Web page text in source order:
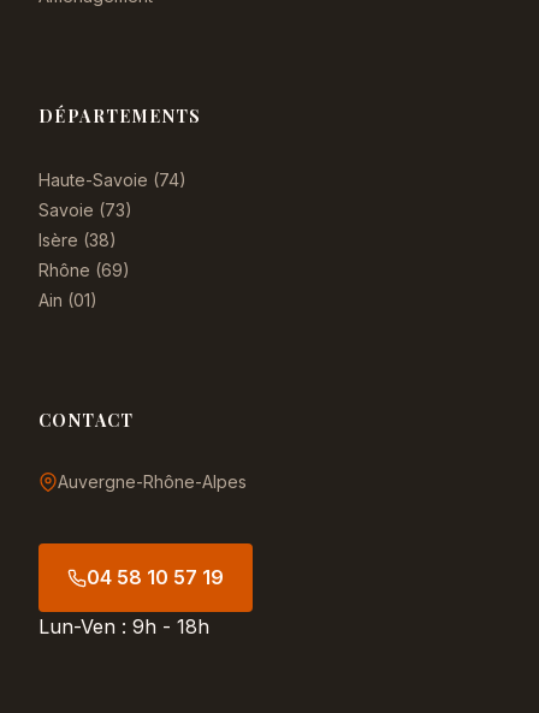
DÉPARTEMENTS
Haute-Savoie (74)
Savoie (73)
Isère (38)
Rhône (69)
Ain (01)
CONTACT
Auvergne-Rhône-Alpes
04 58 10 57 19
Lun-Ven : 9h - 18h